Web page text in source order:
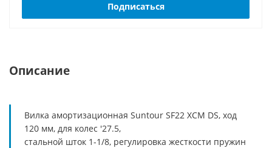
Подписаться
Описание
Вилка амортизационная Suntour SF22 XCM DS, ход
120 мм, для колес '27.5,
стальной шток 1-1/8, регулировка жесткости пружин